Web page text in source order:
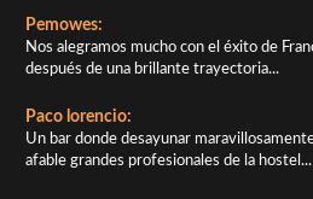
Pemowes:
Nos alegramos mucho con el éxito de
después de una brillante trayectoria...
Paco lorencio:
Un bar donde desayunar
afable grandes profesionales de la hostel...